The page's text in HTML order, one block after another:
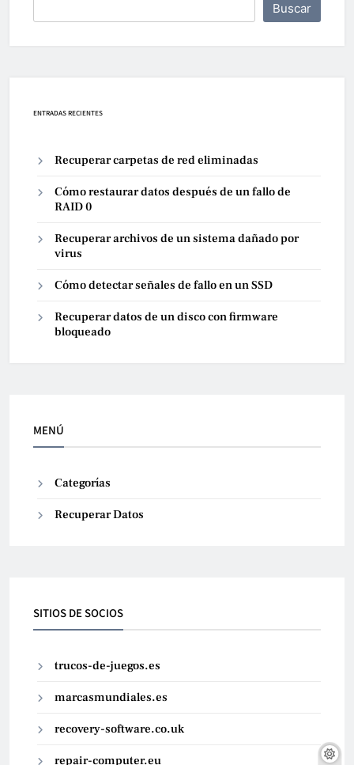
Buscar
ENTRADAS RECIENTES
Recuperar carpetas de red eliminadas
Cómo restaurar datos después de un fallo de
RAID 0
Recuperar archivos de un sistema dañado por
virus
Cómo detectar señales de fallo en un SSD
Recuperar datos de un disco con firmware
bloqueado
MENÚ
Categorías
Recuperar Datos
SITIOS DE SOCIOS
trucos-de-juegos.es
marcasmundiales.es
recovery-software.co.uk
repair-computer.eu